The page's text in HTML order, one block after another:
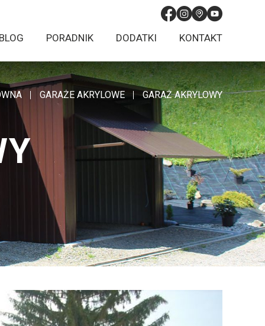
PORADNIK DODATKI KONTAKT
GARAŻE AKRYLOWE GARAŻ AKRYLOWY